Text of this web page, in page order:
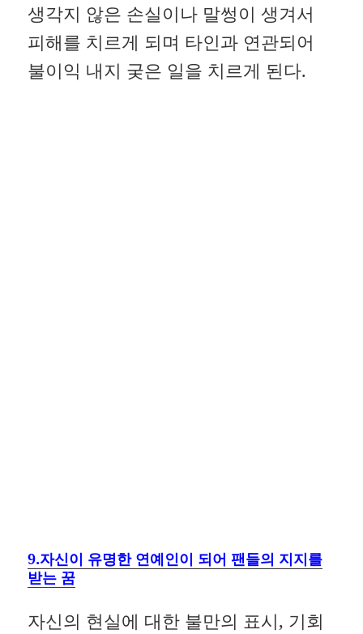
생각지 않은 손실이나 말썽이 생겨서
피해를 치르게 되며 타인과 연관되어
불이익 내지 궂은 일을 치르게 된다.
9.자신이 유명한 연예인이 되어 팬들의 지지를
받는 꿈
자신의 현실에 대한 불만의 표시, 기회